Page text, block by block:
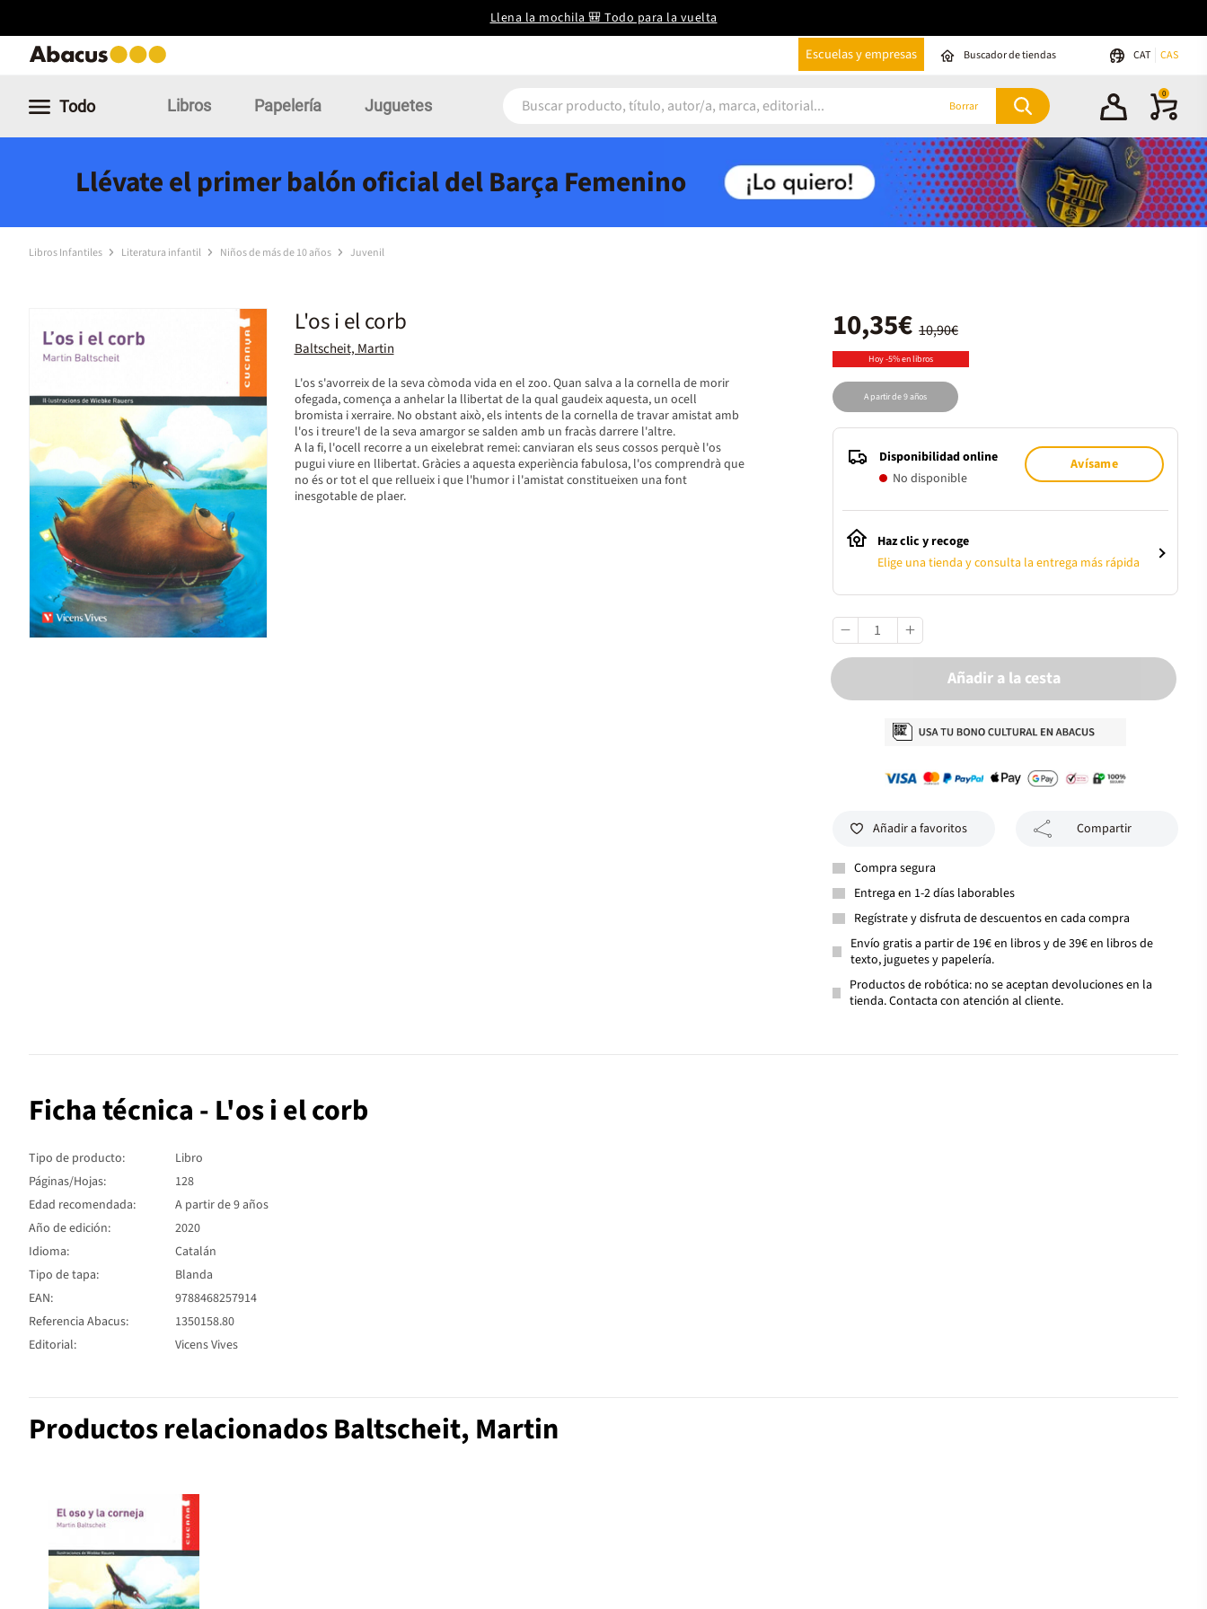
Llena la mochila 🎒 Todo para la vuelta
Escuelas y empresas Buscador de tiendas CAT CAS
Todo Libros Papelería Juguetes Borrar
0
Llévate el primer balón oficial del Barça Femenino
Libros Infantiles Literatura infantil Niños de más de 10 años Juvenil
L'os i el corb
Baltscheit, Martin
L'os s'avorreix de la seva còmoda vida en el zoo. Quan salva a la cornella de morir
ofegada, comença a anhelar la llibertat de la qual gaudeix aquesta, un ocell
bromista i xerraire. No obstant això, els intents de la cornella de travar amistat amb
l'os i treure'l de la seva amargor se salden amb un fracàs darrere l'altre.
A la fi, l'ocell recorre a un eixelebrat remei: canviaran els seus cossos perquè l'os
pugui viure en llibertat. Gràcies a aquesta experiència fabulosa, l'os comprendrà que
no és or tot el que rellueix i que l'humor i l'amistat constitueixen una font
inesgotable de plaer.
10,90€
10,35€
Hoy -5% en libros
A partir de 9 años
Disponibilidad online
No disponible
Avísame
Haz clic y recoge
Elige una tienda y consulta la entrega más rápida
Añadir a la cesta
Añadir a favoritos Compartir
Compra segura
Entrega en 1-2 días laborables
Regístrate y disfruta de descuentos en cada compra
Envío gratis a partir de 19€ en libros y de 39€ en libros de
texto, juguetes y papelería.
Productos de robótica: no se aceptan devoluciones en la
tienda. Contacta con atención al cliente.
Ficha técnica - L'os i el corb
Tipo de producto:
Libro
Páginas/Hojas:
128
Edad recomendada:
A partir de 9 años
Año de edición:
2020
Idioma:
Catalán
Tipo de tapa:
Blanda
EAN:
9788468257914
Referencia Abacus:
1350158.80
Editorial:
Vicens Vives
Productos relacionados Baltscheit, Martin